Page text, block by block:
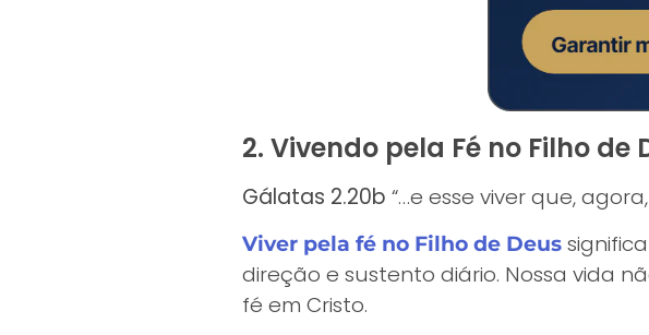
2. Vivendo pela Fé no Filho de
Gálatas 2.20b “…e esse viver que,
Viver pela fé no Filho de Deus
direção e sustento diário. Nossa vida
fé em Cristo.